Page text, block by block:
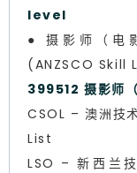
level
● 摄影师（电
(ANZSCO Skill
399512 摄影师
CSOL – 澳洲技
List
LSO – 新西兰